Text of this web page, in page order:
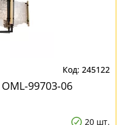
245122
99703-06
20 шт.